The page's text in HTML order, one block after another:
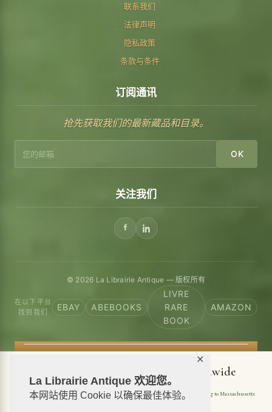
La Librairie Antique 欢迎您。
本网站使用 Cookie 以确保最佳体验。
✕
联系我们
法律声明
隐私政策
条款与条件
订阅通讯
抢先获取我们的最新藏品和目录。
OK
关注我们
© 2026 La Librairie Antique — 版权所有
在以下平台
找到我们
EBAY ABEBOOKS
LIVRE
RARE
BOOK
AMAZON
📦 We ship antiquarian books worldwide
Shipping to USA Shipping to New York Shipping to California
Shipping to Massachusetts